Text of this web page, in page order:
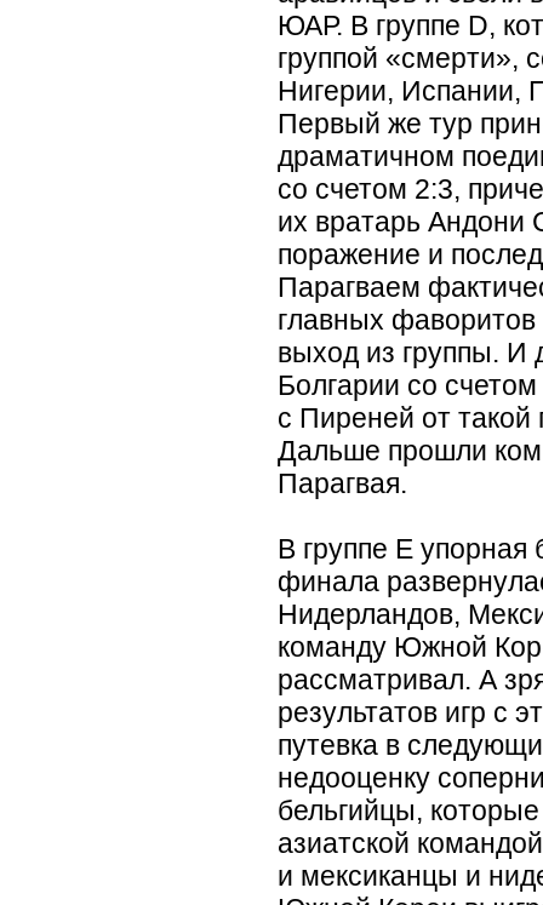
ЮАР. В группе D,
группой «смерти»,
Нигерии, Испании,
Первый же тур
драматичном
со счетом 2:3,
их вратарь Андони
поражение и
Парагваем
главных
выход из группы. И
Болгарии со
с Пиреней от такой
Дальше прошли
Парагвая.
В группе Е упорная
финала
Нидерландов,
команду Южной
рассматривал. А
результатов игр с
путевка в
недооценку
бельгийцы,
азиатской
и мексиканцы и